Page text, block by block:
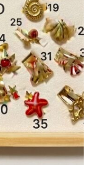
MONEDEROS
REGALO